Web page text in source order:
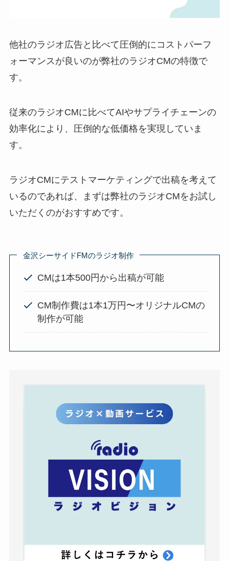
他社のラジオ広告と比べて圧倒的にコストパーフ
ォーマンスが良いのが弊社のラジオCMの特徴で
す。
従来のラジオCMに比べてAIやサプライチェーンの
効率化により、圧倒的な低価格を実現していま
す。
ラジオCMにテストマーケティングで出稿を考えて
いるのであれば、まずは弊社のラジオCMをお試し
いただくのがおすすめです。
金沢シーサイドFMのラジオ制作
CMは1本500円から出稿が可能
CM制作費は1本1万円〜オリジナルCMの
制作が可能